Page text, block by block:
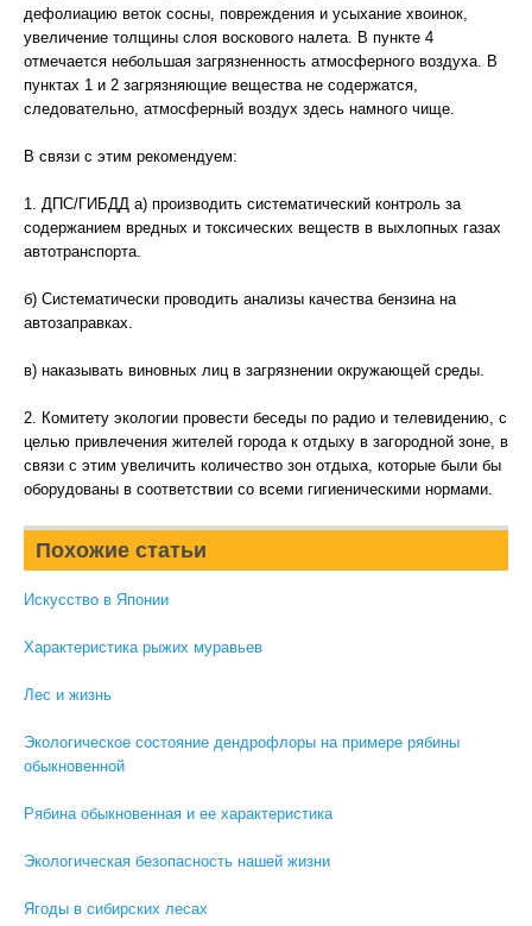
дефолиацию веток сосны, повреждения и усыхание хвоинок,
увеличение толщины слоя воскового налета. В пункте 4
отмечается небольшая загрязненность атмосферного воздуха. В
пунктах 1 и 2 загрязняющие вещества не содержатся,
следовательно, атмосферный воздух здесь намного чище.
В связи с этим рекомендуем:
1. ДПС/ГИБДД а) производить систематический контроль за
содержанием вредных и токсических веществ в выхлопных газах
автотранспорта.
б) Систематически проводить анализы качества бензина на
автозаправках.
в) наказывать виновных лиц в загрязнении окружающей среды.
2. Комитету экологии провести беседы по радио и телевидению, с
целью привлечения жителей города к отдыху в загородной зоне, в
связи с этим увеличить количество зон отдыха, которые были бы
оборудованы в соответствии со всеми гигиеническими нормами.
Похожие статьи
Искусство в Японии
Характеристика рыжих муравьев
Лес и жизнь
Экологическое состояние дендрофлоры на примере рябины
обыкновенной
Рябина обыкновенная и ее характеристика
Экологическая безопасность нашей жизни
Ягоды в сибирских лесах